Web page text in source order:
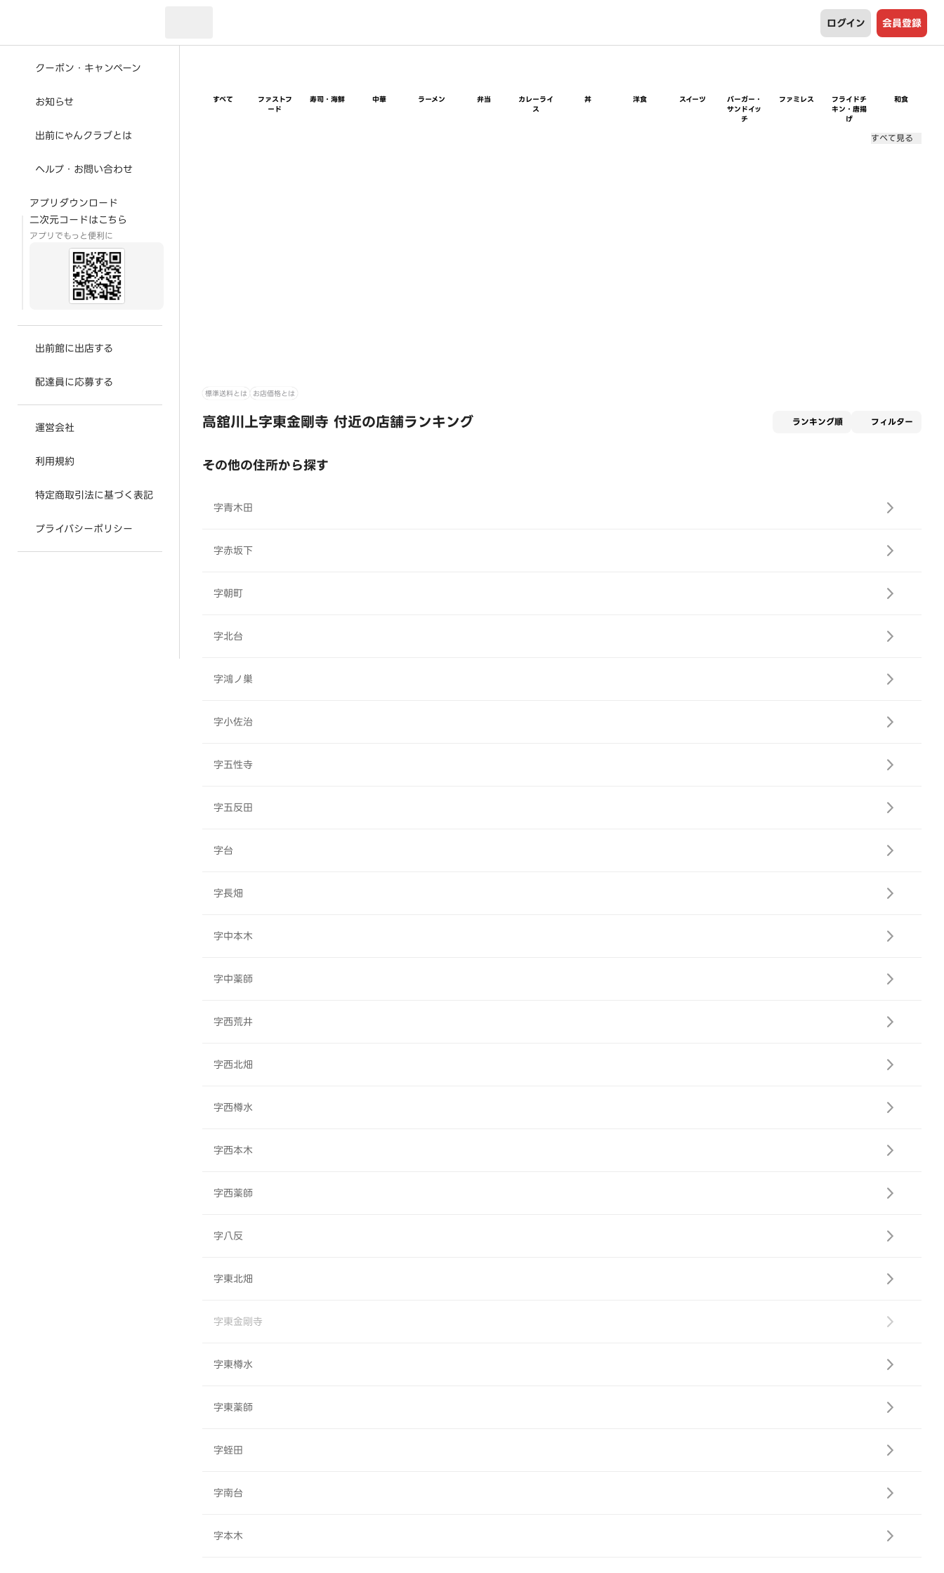
ログイン 会員登録
クーポン・キャンペーン
お知らせ
出前にゃんクラブとは
ヘルプ・お問い合わせ
アプリダウンロード
二次元コードはこちら
アプリでもっと便利に
出前館に出店する
配達員に応募する
運営会社
利用規約
特定商取引法に基づく表記
プライバシーポリシー
すべて
ファストフ
ード
寿司・海鮮 中華 ラーメン 弁当
カレーライ
ス
丼 洋食 スイーツ
バーガー・
サンドイッ
チ
ファミレス
フライドチ
キン・唐揚
げ
和食
すべて見る
標準送料とは お店価格とは
高舘川上字東金剛寺 付近の店舗ランキング ランキング順 フィルター
その他の住所から探す
字青木田
字赤坂下
字朝町
字北台
字鴻ノ巣
字小佐治
字五性寺
字五反田
字台
字長畑
字中本木
字中薬師
字西荒井
字西北畑
字西樽水
字西本木
字西薬師
字八反
字東北畑
字東金剛寺
字東樽水
字東薬師
字蛭田
字南台
字本木